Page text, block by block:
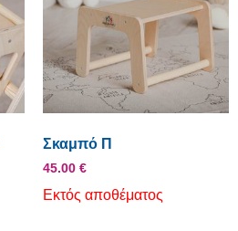
Σκαμπό Π
45.00 €
Εκτός αποθέματος